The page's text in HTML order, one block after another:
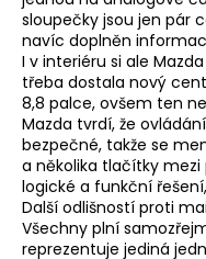
sloupečky jsou jen pár
navíc doplněn
I v interiéru si ale
třeba dostala nový
8,8 palce, ovšem ten
Mazda tvrdí, že
bezpečné, takže se
a několika tlačítky
logické a funkční
Další odlišností proti
Všechny plní
reprezentuje jediná